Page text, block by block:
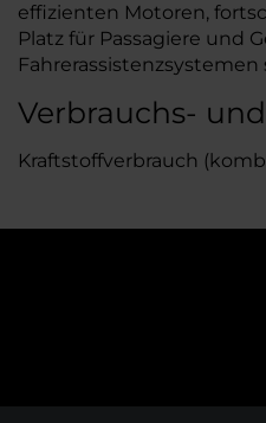
effizienten Motoren,
Platz für Passagiere und
Verbrauchs-
Kraftstoffverbrauch